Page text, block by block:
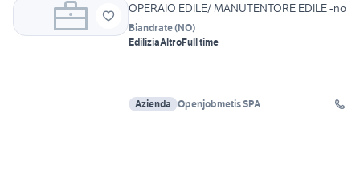
OPERAIO EDILE/ MANUTENTORE EDILE -no
Biandrate(NO)
EdiliziaAltroFull time
Azienda Openjobmetis SPA